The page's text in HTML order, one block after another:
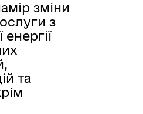
зміни
з
та